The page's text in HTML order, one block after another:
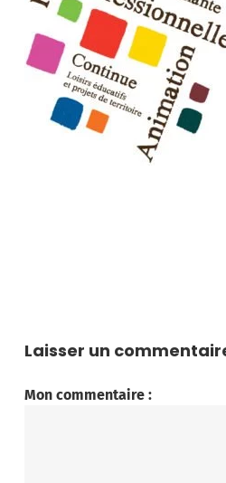
Laisser un
Mon commentaire :